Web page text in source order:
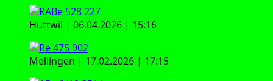
Huttwil | 06.04.2026 | 15:16
Mellingen | 17.02.2026 | 17:15